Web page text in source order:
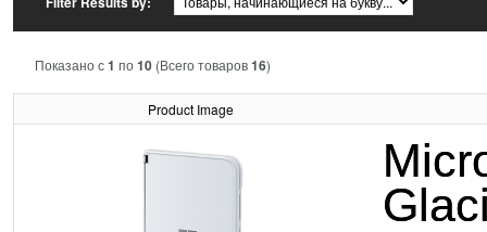
Показано с1 по10 (Всего товаров16)
Product Image